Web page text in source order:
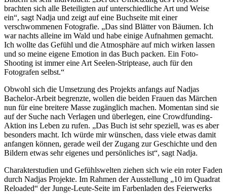
brachten sich alle Beteiligten auf unterschiedliche Art und Weise
ein“, sagt Nadja und zeigt auf eine Buchseite mit einer
verschwommenen Fotografie. „Das sind Blätter von Bäumen. Ich
war nachts alleine im Wald und habe einige Aufnahmen gemacht.
Ich wollte das Gefühl und die Atmosphäre auf mich wirken lassen
und so meine eigene Emotion in das Buch packen. Ein Foto-
Shooting ist immer eine Art Seelen-Striptease, auch für den
Fotografen selbst.“
Obwohl sich die Umsetzung des Projekts anfangs auf Nadjas
Bachelor-Arbeit begrenzte, wollen die beiden Frauen das Märchen
nun für eine breitere Masse zugänglich machen. Momentan sind sie
auf der Suche nach Verlagen und überlegen, eine Crowdfunding-
Aktion ins Leben zu rufen. „Das Buch ist sehr speziell, was es aber
besonders macht. Ich würde mir wünschen, dass viele etwas damit
anfangen können, gerade weil der Zugang zur Geschichte und den
Bildern etwas sehr eigenes und persönliches ist“, sagt Nadja.
Charakterstudien und Gefühlswelten ziehen sich wie ein roter Faden
durch Nadjas Projekte. Im Rahmen der Ausstellung „10 im Quadrat
Reloaded“ der Junge-Leute-Seite im Farbenladen des Feierwerks